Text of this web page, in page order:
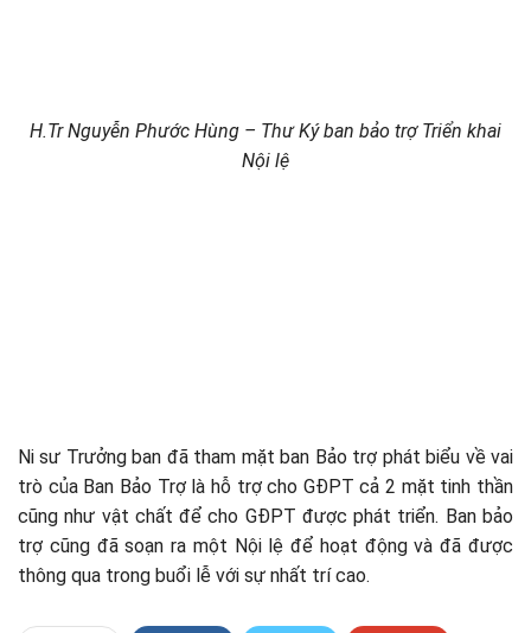
H.Tr Nguyễn Phước Hùng – Thư Ký ban bảo trợ Triển khai
Nội lệ
Ni sư Trưởng ban đã tham mặt ban Bảo trợ phát biểu về vai
trò của Ban Bảo Trợ là hỗ trợ cho GĐPT cả 2 mặt tinh thần
cũng như vật chất để cho GĐPT được phát triển. Ban bảo
trợ cũng đã soạn ra một Nội lệ để hoạt động và đã được
thông qua trong buổi lễ với sự nhất trí cao.